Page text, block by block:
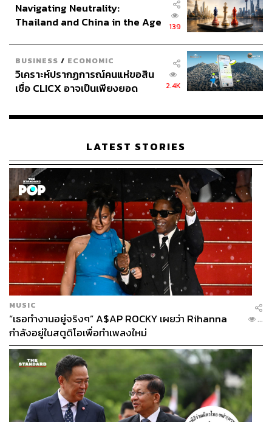
Navigating Neutrality:
Thailand and China in the Age
139
BUSINESS / ECONOMIC
วิเคราะห์ปรากฏการณ์คนแห่ขอสิน
เชื่อ CLICX อาจเป็นเพียงยอด
เรือนไทยที่ถูกซุกไว้
2.4K
LATEST STORIES
MUSIC
“เธอทำงานอยู่จริงๆ” A$AP ROCKY เผยว่า Rihanna
กำลังอยู่ในสตูดิโอเพื่อทำเพลงใหม่
...